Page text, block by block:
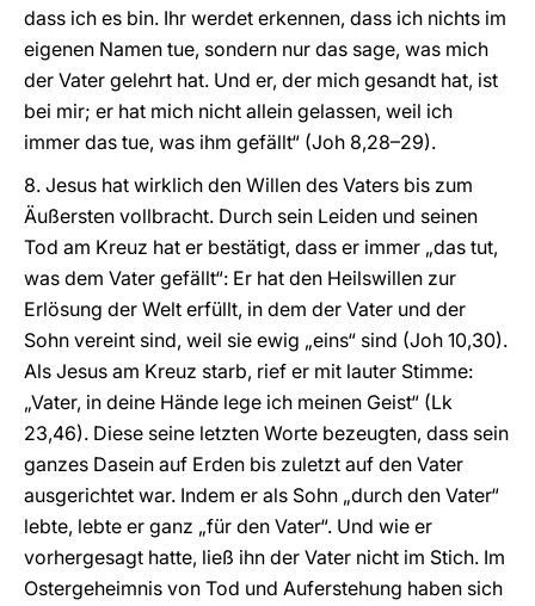
dass ich es bin. Ihr werdet erkennen, dass ich nichts im
eigenen Namen tue, sondern nur das sage, was mich
der Vater gelehrt hat. Und er, der mich gesandt hat, ist
bei mir; er hat mich nicht allein gelassen, weil ich
immer das tue, was ihm gefällt“ (Joh 8,28–29).
8. Jesus hat wirklich den Willen des Vaters bis zum
Äußersten vollbracht. Durch sein Leiden und seinen
Tod am Kreuz hat er bestätigt, dass er immer „das tut,
was dem Vater gefällt“: Er hat den Heilswillen zur
Erlösung der Welt erfüllt, in dem der Vater und der
Sohn vereint sind, weil sie ewig „eins“ sind (Joh 10,30).
Als Jesus am Kreuz starb, rief er mit lauter Stimme:
„Vater, in deine Hände lege ich meinen Geist“ (Lk
23,46). Diese seine letzten Worte bezeugten, dass sein
ganzes Dasein auf Erden bis zuletzt auf den Vater
ausgerichtet war. Indem er als Sohn „durch den Vater“
lebte, lebte er ganz „für den Vater“. Und wie er
vorhergesagt hatte, ließ ihn der Vater nicht im Stich. Im
Ostergeheimnis von Tod und Auferstehung haben sich